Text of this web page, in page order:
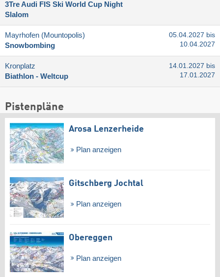
3Tre Audi FIS Ski World Cup Night
Slalom
Mayrhofen (Mountopolis)
Snowbombing
05.04.2027 bis
10.04.2027
Kronplatz
Biathlon - Weltcup
14.01.2027 bis
17.01.2027
Pistenpläne
Arosa Lenzerheide
Plan anzeigen
Gitschberg Jochtal
Plan anzeigen
Obereggen
Plan anzeigen